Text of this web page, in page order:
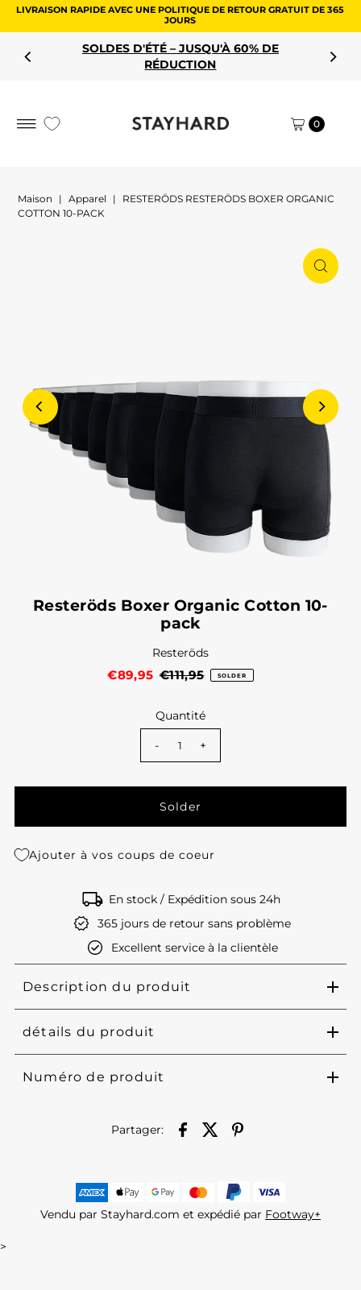
LIVRAISON RAPIDE AVEC UNE POLITIQUE DE RETOUR GRATUIT DE 365
JOURS
SOLDES D'ÉTÉ – JUSQU'À 60% DE
RÉDUCTION
0
Maison | Apparel |
RESTERÖDS RESTERÖDS BOXER ORGANIC
COTTON 10-PACK
Resteröds Boxer Organic Cotton 10-
pack
Resteröds
€89,95 €111,95 SOLDER
Quantité
- +
Ajouter à vos coups de coeur
En stock / Expédition sous 24h
365 jours de retour sans problème
Excellent service à la clientèle
Description du produit
détails du produit
Numéro de produit
Partager:
Vendu par Stayhard.com et expédié par Footway+
>